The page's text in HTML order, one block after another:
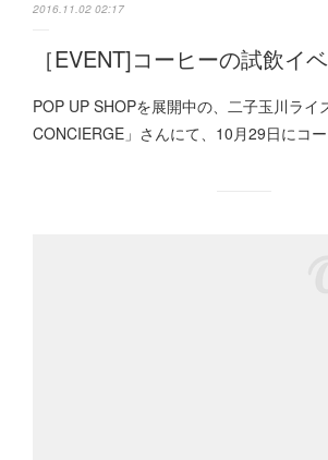
2016.11.02 02:17
［EVENT]コーヒーの試飲イ
POP UP SHOPを展開中の、二子玉川ライ
CONCIERGE」さんにて、10月29日にコ